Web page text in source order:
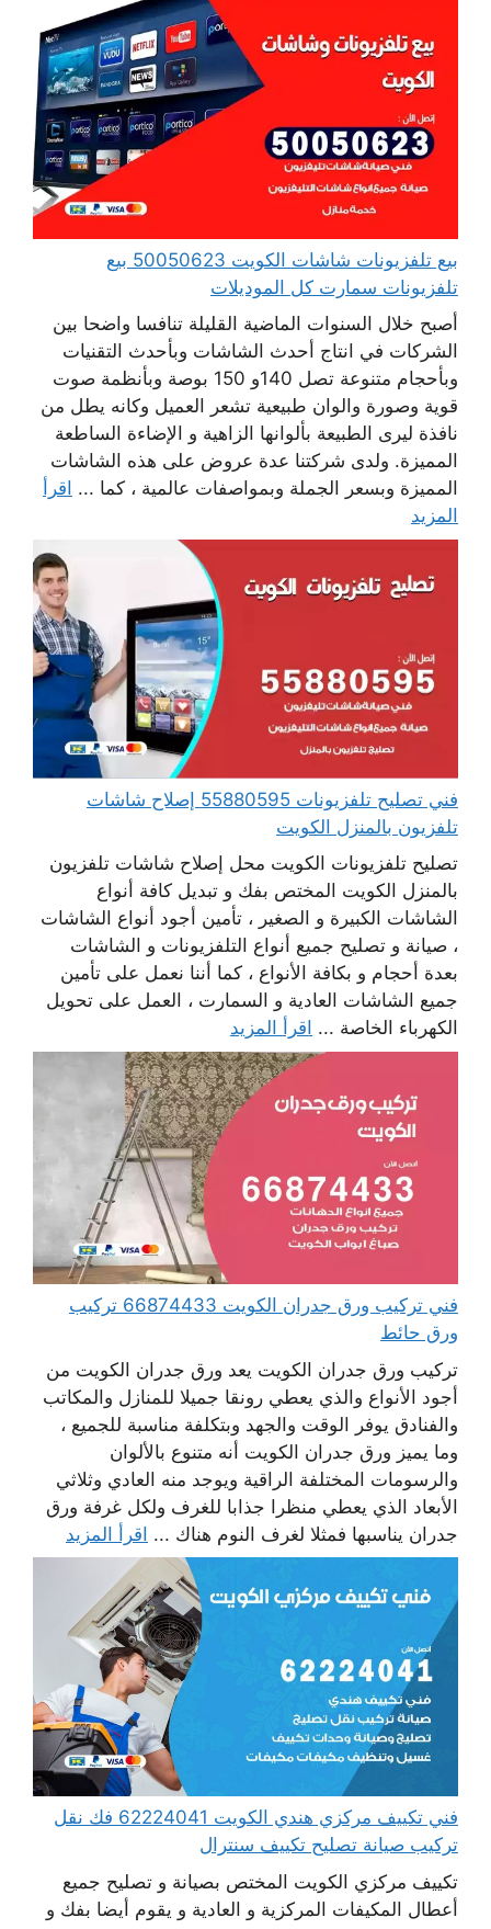
بيع تلفزيونات شاشات الكويت 50050623 بيع
تلفزيونات سمارت كل الموديلات
أصبح خلال السنوات الماضية القليلة تنافسا واضحا بين
الشركات في انتاج أحدث الشاشات وبأحدث التقنيات
وبأحجام متنوعة تصل 140و 150 بوصة وبأنظمة صوت
قوية وصورة والوان طبيعية تشعر العميل وكانه يطل من
نافذة ليرى الطبيعة بألوانها الزاهية و الإضاءة الساطعة
المميزة. ولدى شركتنا عدة عروض على هذه الشاشات
المميزة وبسعر الجملة وبمواصفات عالمية ، كما ... اقرأ
المزيد
فني تصليح تلفزيونات 55880595 إصلاح شاشات
تلفزيون بالمنزل الكويت
تصليح تلفزيونات الكويت محل إصلاح شاشات تلفزيون
بالمنزل الكويت المختص بفك و تبديل كافة أنواع
الشاشات الكبيرة و الصغير ، تأمين أجود أنواع الشاشات
، صيانة و تصليح جميع أنواع التلفزيونات و الشاشات
بعدة أحجام و بكافة الأنواع ، كما أننا نعمل على تأمين
جميع الشاشات العادية و السمارت ، العمل على تحويل
الكهرباء الخاصة ... اقرأ المزيد
فني تركيب ورق جدران الكويت 66874433 تركيب
ورق حائط
تركيب ورق جدران الكويت يعد ورق جدران الكويت من
أجود الأنواع والذي يعطي رونقا جميلا للمنازل والمكاتب
والفنادق يوفر الوقت والجهد وبتكلفة مناسبة للجميع ،
وما يميز ورق جدران الكويت أنه متنوع بالألوان
والرسومات المختلفة الراقية ويوجد منه العادي وثلاثي
الأبعاد الذي يعطي منظرا جذابا للغرف ولكل غرفة ورق
جدران يناسبها فمثلا لغرف النوم هناك ... اقرأ المزيد
فني تكييف مركزي هندي الكويت 62224041 فك نقل
تركيب صيانة تصليح تكييف سنترال
تكييف مركزي الكويت المختص بصيانة و تصليح جميع
أعطال المكيفات المركزية و العادية و يقوم أيضا بفك و